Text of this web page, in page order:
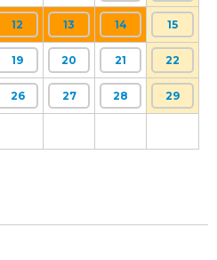
12 13 14 15
19 20 21 22
26 27 28 29